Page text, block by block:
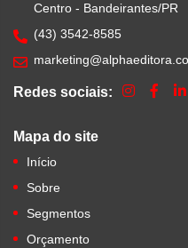
Centro - Bandeirantes/PR
(43) 3542-8585
Redes sociais:
Mapa do site
Início
Sobre
Segmentos
Orçamento